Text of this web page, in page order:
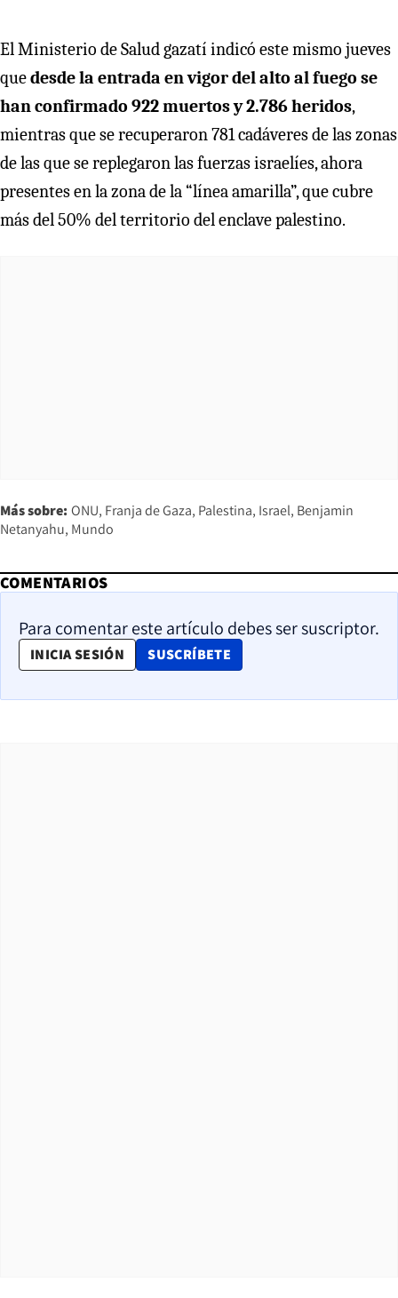
El Ministerio de Salud gazatí indicó este mismo jueves
quedesde la entrada en vigor del alto al fuego se
han confirmado 922 muertos y 2.786 heridos,
mientras que se recuperaron 781 cadáveres de las zonas
de las que se replegaron las fuerzas israelíes, ahora
presentes en la zona de la “línea amarilla”, que cubre
más del 50% del territorio del enclave palestino.
Más sobre: ONU Franja de Gaza Palestina Israel Benjamin
Netanyahu Mundo
COMENTARIOS
Para comentar este artículo debes ser suscriptor.
INICIA SESIÓN SUSCRÍBETE
OPENS IN NEW WINDOW